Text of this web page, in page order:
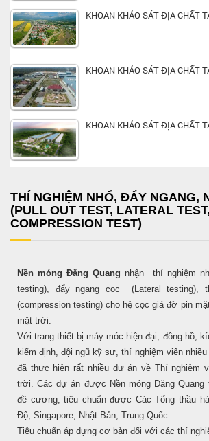
KHOAN KHẢO SÁT ĐỊA CHẤT
KHOAN KHẢO SÁT ĐỊA CHẤT
KHOAN KHẢO SÁT ĐỊA CHẤT
THÍ NGHIỆM NHỔ, ĐẨY NGANG,
(PULL OUT TEST, LATERAL TEST,
COMPRESSION TEST)
Nền móng Đăng Quang nhận thí nghiệm
testing), đẩy ngang cọc (Lateral testing),
(compression testing) cho hệ cọc giá đỡ pin
mặt trời.
Với trang thiết bị máy móc hiện đại, đồng hồ,
kiểm định, đội ngũ kỹ sư, thí nghiệm viên
đã thực hiện rất nhiều dự án về Thí nghiệm
trời. Các dự án được Nền móng Đăng Quang
đề cương, tiêu chuẩn được Các Tổng thầu
Độ, Singapore, Nhật Bản, Trung Quốc.
Tiêu chuẩn áp dựng cơ bản đối với các thí